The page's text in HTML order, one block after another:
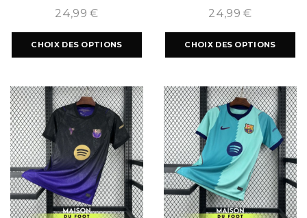
2026/2027
24,99€
CHOIX DES OPTIONS
2026/2027
24,99€
CHOIX DES OPTIONS